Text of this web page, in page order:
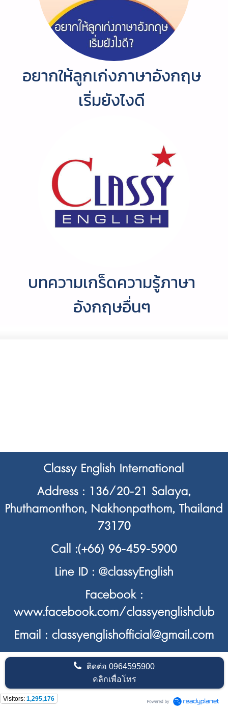
อยากให้ลูกเก่งภาษาอังกฤษ
เริ่มยังไงดี
บทความเกร็ดความรู้ภาษา
อังกฤษอื่นๆ
Classy English International
Address : 136/20-21 Salaya,
Phuthamonthon, Nakhonpathom, Thailand
73170
Call :(+66) 96-459-5900
Line ID : @classyEnglish
Facebook :
www.facebook.com/classyenglishclub
Email : classyenglishofficial@gmail.com
ติดต่อ0964595900
คลิกเพื่อโทร
Visitors: 1,295,176